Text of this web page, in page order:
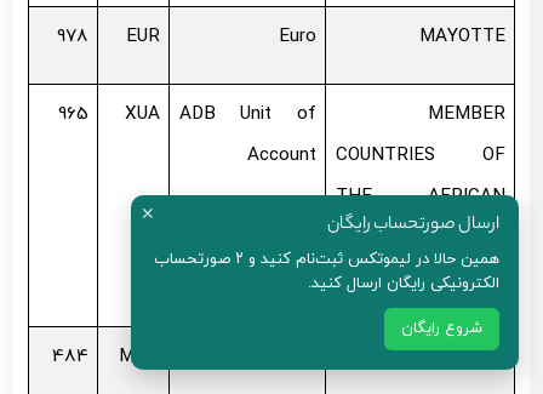
MAYOTTE
Euro
EUR
978
MEMBER
COUNTRIES OF
THE AFRICAN
DEVELOPMENT
BANK GROUP
ADB Unit of
Account
XUA
965
MEXICO
MXN
484
✕ ارسال صورتحساب رایگان
همین حالا در لیموتکس ثبت‌نام کنید و ۲ صورتحساب
الکترونیکی رایگان ارسال کنید.
شروع رایگان